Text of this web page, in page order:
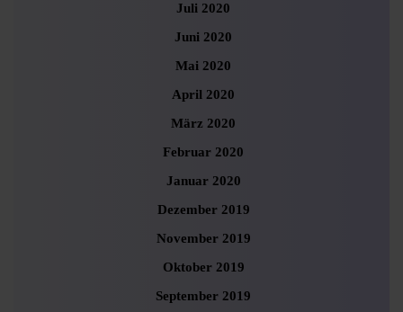
Juli 2020
Juni 2020
Mai 2020
April 2020
März 2020
Februar 2020
Januar 2020
Dezember 2019
November 2019
Oktober 2019
September 2019